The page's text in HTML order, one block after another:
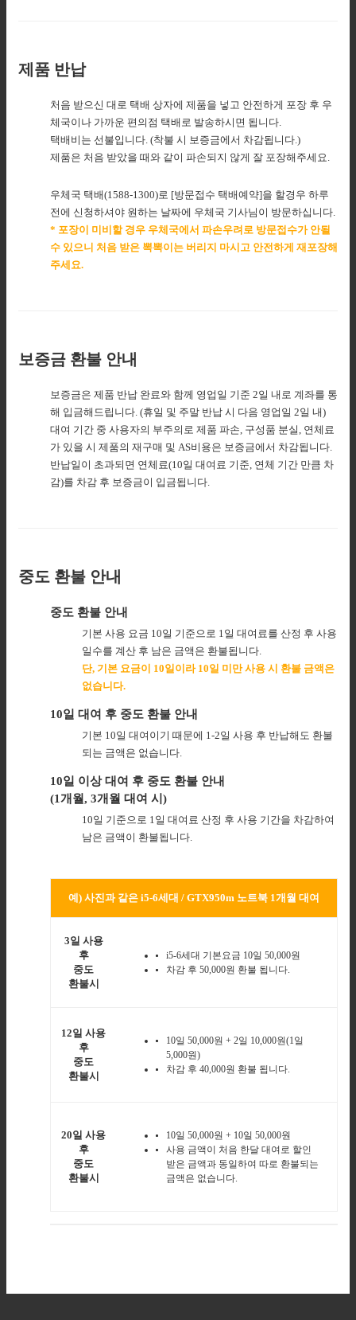
제품 반납
처음 받으신 대로 택배 상자에 제품을 넣고 안전하게 포장 후 우
체국이나 가까운 편의점 택배로 발송하시면 됩니다.
택배비는 선불입니다. (착불 시 보증금에서 차감됩니다.)
제품은 처음 받았을 때와 같이 파손되지 않게 잘 포장해주세요.
우체국 택배(1588-1300)로 [방문접수 택배예약]을 할경우 하루
전에 신청하셔야 원하는 날짜에 우체국 기사님이 방문하십니다.
* 포장이 미비할 경우 우체국에서 파손우려로 방문접수가 안될
수 있으니 처음 받은 뽁뽁이는 버리지 마시고 안전하게 재포장해
주세요.
보증금 환불 안내
보증금은 제품 반납 완료와 함께 영업일 기준 2일 내로 계좌를 통
해 입금해드립니다. (휴일 및 주말 반납 시 다음 영업일 2일 내)
대여 기간 중 사용자의 부주의로 제품 파손, 구성품 분실, 연체료
가 있을 시 제품의 재구매 및 AS비용은 보증금에서 차감됩니다.
반납일이 초과되면 연체료(10일 대여료 기준, 연체 기간 만큼 차
감)를 차감 후 보증금이 입금됩니다.
중도 환불 안내
중도 환불 안내
기본 사용 요금 10일 기준으로 1일 대여료를 산정 후 사용
일수를 계산 후 남은 금액은 환불됩니다.
단, 기본 요금이 10일이라 10일 미만 사용 시 환불 금액은
없습니다.
10일 대여 후 중도 환불 안내
기본 10일 대여이기 때문에 1-2일 사용 후 반납해도 환불
되는 금액은 없습니다.
10일 이상 대여 후 중도 환불 안내
(1개월, 3개월 대여 시)
10일 기준으로 1일 대여료 산정 후 사용 기간을 차감하여
남은 금액이 환불됩니다.
예) 사진과 같은 i5-6세대 / GTX950m 노트북 1개월 대여
3일 사용
후
중도
환불시
i5-6세대 기본요금 10일 50,000원
차감 후 50,000원 환불 됩니다.
12일 사용
후
중도
환불시
10일 50,000원 + 2일 10,000원(1일
5,000원)
차감 후 40,000원 환불 됩니다.
20일 사용
후
중도
환불시
10일 50,000원 + 10일 50,000원
사용 금액이 처음 한달 대여로 할인
받은 금액과 동일하여 따로 환불되는
금액은 없습니다.